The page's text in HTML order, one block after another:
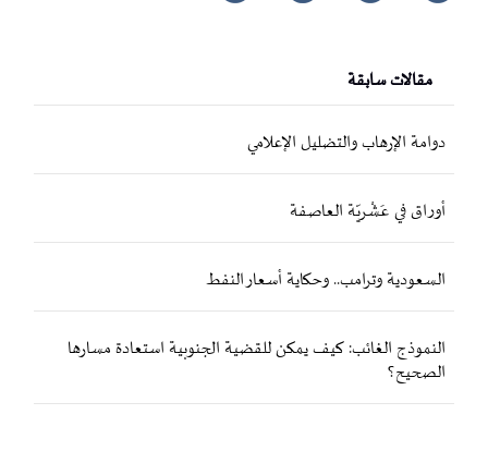
مقالات سابقة
دوامة الإرهاب والتضليل الإعلامي
أوراق في عَشْريّة العاصفة
السعودية وترامب.. وحكاية أسعار النفط
النموذج الغائب: كيف يمكن للقضية الجنوبية استعادة مسارها
الصحيح؟